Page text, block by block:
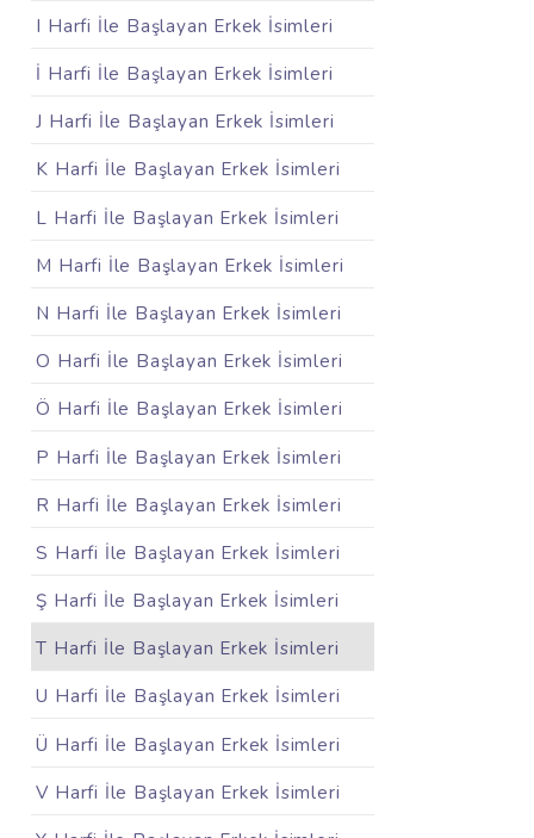
I Harfi İle Başlayan Erkek İsimleri
İ Harfi İle Başlayan Erkek İsimleri
J Harfi İle Başlayan Erkek İsimleri
K Harfi İle Başlayan Erkek İsimleri
L Harfi İle Başlayan Erkek İsimleri
M Harfi İle Başlayan Erkek İsimleri
N Harfi İle Başlayan Erkek İsimleri
O Harfi İle Başlayan Erkek İsimleri
Ö Harfi İle Başlayan Erkek İsimleri
P Harfi İle Başlayan Erkek İsimleri
R Harfi İle Başlayan Erkek İsimleri
S Harfi İle Başlayan Erkek İsimleri
Ş Harfi İle Başlayan Erkek İsimleri
T Harfi İle Başlayan Erkek İsimleri
U Harfi İle Başlayan Erkek İsimleri
Ü Harfi İle Başlayan Erkek İsimleri
V Harfi İle Başlayan Erkek İsimleri